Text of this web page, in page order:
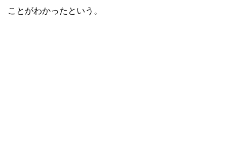
ことがわかったという。